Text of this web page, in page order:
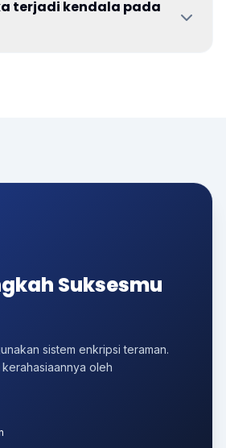
terjadi kendala pada
Suksesmu
sistem enkripsi teraman.
oleh